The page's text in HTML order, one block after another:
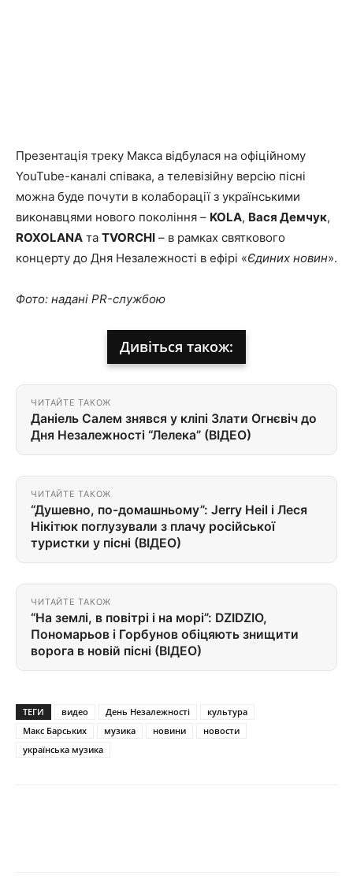
Презентація треку Макса відбулася на офіційному
YouTube-каналі співака, а телевізійну версію пісні
можна буде почути в колаборації з українськими
виконавцями нового покоління – KOLA, Вася Демчук,
ROXOLANA та TVORCHI – в рамках святкового
концерту до Дня Незалежності в ефірі «Єдиних новин».
Фото: надані PR-службою
Дивіться також:
ЧИТАЙТЕ ТАКОЖ
Даніель Салем знявся у кліпі Злати Огнєвіч до
Дня Незалежності “Лелека” (ВІДЕО)
ЧИТАЙТЕ ТАКОЖ
“Душевно, по-домашньому”: Jerry Heil і Леся
Нікітюк поглузували з плачу російської
туристки у пісні (ВІДЕО)
ЧИТАЙТЕ ТАКОЖ
“На землі, в повітрі і на морі”: DZIDZIO,
Пономарьов і Горбунов обіцяють знищити
ворога в новій пісні (ВІДЕО)
ТЕГИ видео День Незалежності
культура
Макс Барських
музика новини
новости
українська музика